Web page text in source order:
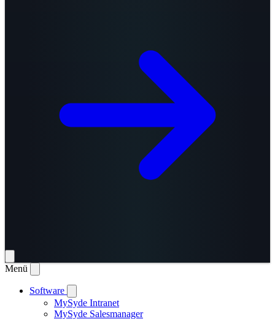
Menü
Software
MySyde Intranet
MySyde Salesmanager